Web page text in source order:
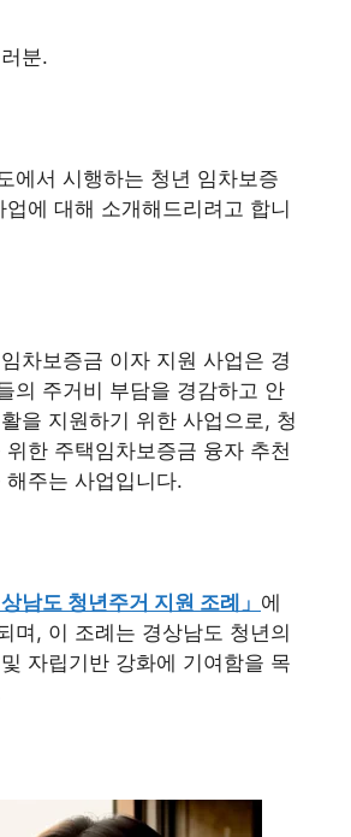
분.
에서 시행하는 청년 임차보증
에 대해 소개해드리려고 합니
차보증금 이자 지원 사업은 경
의 주거비 부담을 경감하고 안
을 지원하기 위한 사업으로, 청
위한 주택임차보증금 융자 추천
해주는 사업입니다.
상남도 청년주거 지원 조례」 에
며, 이 조례는 경상남도 청년의
자립기반 강화에 기여함을 목